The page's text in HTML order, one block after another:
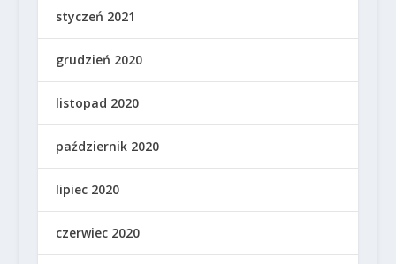
styczeń 2021
grudzień 2020
listopad 2020
październik 2020
lipiec 2020
czerwiec 2020